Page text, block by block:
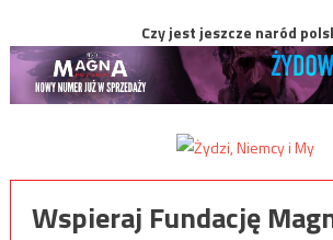
Czy jest jeszcze naród
Wspieraj Fundację